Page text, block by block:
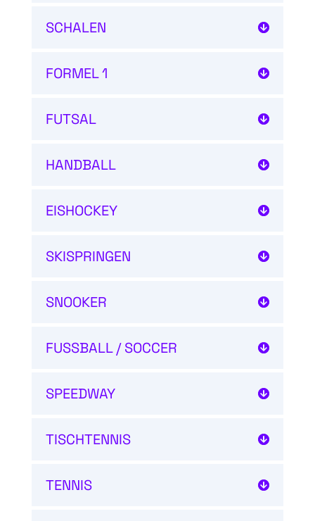
SCHALEN
FORMEL 1
FUTSAL
HANDBALL
EISHOCKEY
SKISPRINGEN
SNOOKER
FUSSBALL / SOCCER
SPEEDWAY
TISCHTENNIS
TENNIS